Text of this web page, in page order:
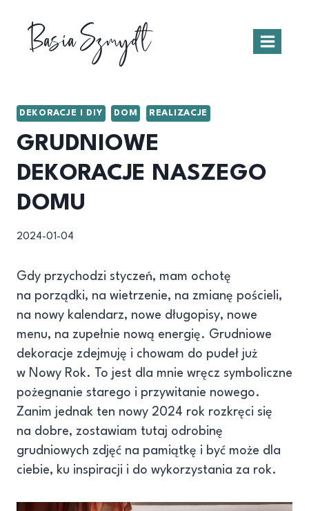
treściBasia Szmydt
DEKORACJE I DIY DOM REALIZACJE
GRUDNIOWE
DEKORACJE NASZEGO
DOMU
2024-01-04
Gdy przychodzi styczeń, mam ochotę
na porządki, na wietrzenie, na zmianę pościeli,
na nowy kalendarz, nowe długopisy, nowe
menu, na zupełnie nową energię. Grudniowe
dekoracje zdejmuję i chowam do pudeł już
w Nowy Rok. To jest dla mnie wręcz symboliczne
pożegnanie starego i przywitanie nowego.
Zanim jednak ten nowy 2024 rok rozkręci się
na dobre, zostawiam tutaj odrobinę
grudniowych zdjęć na pamiątkę i być może dla
ciebie, ku inspiracji i do wykorzystania za rok.